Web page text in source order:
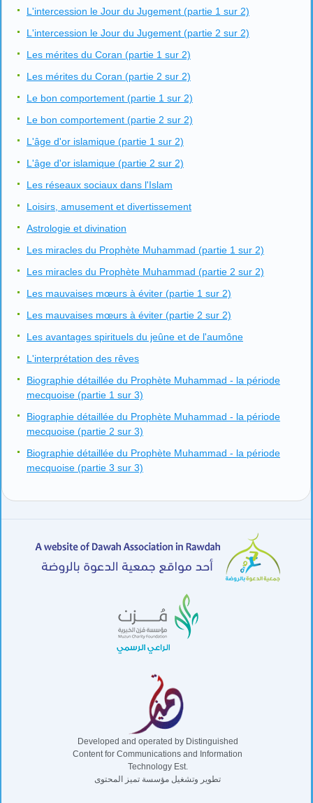
L'intercession le Jour du Jugement (partie 1 sur 2)
L'intercession le Jour du Jugement (partie 2 sur 2)
Les mérites du Coran (partie 1 sur 2)
Les mérites du Coran (partie 2 sur 2)
Le bon comportement (partie 1 sur 2)
Le bon comportement (partie 2 sur 2)
L'âge d'or islamique (partie 1 sur 2)
L'âge d'or islamique (partie 2 sur 2)
Les réseaux sociaux dans l'Islam
Loisirs, amusement et divertissement
Astrologie et divination
Les miracles du Prophète Muhammad (partie 1 sur 2)
Les miracles du Prophète Muhammad (partie 2 sur 2)
Les mauvaises mœurs à éviter (partie 1 sur 2)
Les mauvaises mœurs à éviter (partie 2 sur 2)
Les avantages spirituels du jeûne et de l'aumône
L'interprétation des rêves
Biographie détaillée du Prophète Muhammad - la période
mecquoise (partie 1 sur 3)
Biographie détaillée du Prophète Muhammad - la période
mecquoise (partie 2 sur 3)
Biographie détaillée du Prophète Muhammad - la période
mecquoise (partie 3 sur 3)
Developed and operated by Distinguished
Content for Communications and Information
Technology Est.
تطوير وتشغيل مؤسسة تميز المحتوى